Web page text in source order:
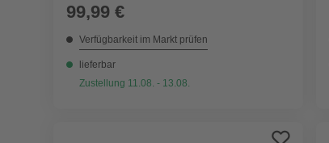
99,99 €
Verfügbarkeit im Markt prüfen
lieferbar
Zustellung 11.08. - 13.08.